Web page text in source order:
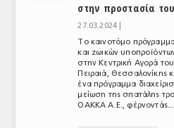
ΕΥΡΩΠΑΪΚΕΣ ΑΠΟΦΑΣΕΙΣ
στην προστασία
27.03.2024 |
Το καινοτόμο
και ζωικών
στην Κεντρική Αγορά
Πειραιά, Θεσσαλονίκης
ένα πρόγραμμα
μείωση της σπατάλης
ΟΑΚΚΑ Α.Ε., φέρνοντάς...